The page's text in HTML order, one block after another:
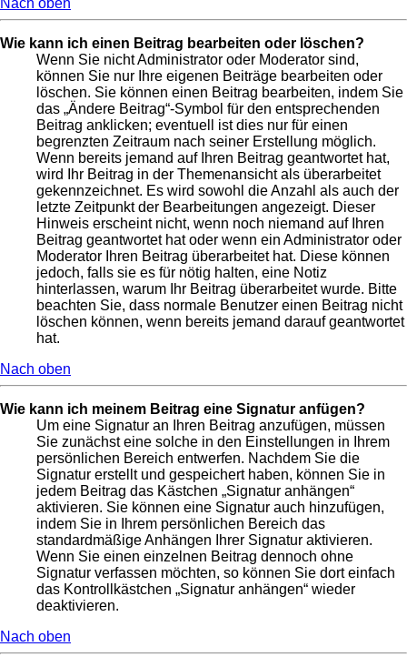
Wie kann ich einen Beitrag bearbeiten oder löschen?
Wenn Sie nicht Administrator oder Moderator sind,
können Sie nur Ihre eigenen Beiträge bearbeiten oder
löschen. Sie können einen Beitrag bearbeiten, indem Sie
das „Ändere Beitrag“-Symbol für den entsprechenden
Beitrag anklicken; eventuell ist dies nur für einen
begrenzten Zeitraum nach seiner Erstellung möglich.
Wenn bereits jemand auf Ihren Beitrag geantwortet hat,
wird Ihr Beitrag in der Themenansicht als überarbeitet
gekennzeichnet. Es wird sowohl die Anzahl als auch der
letzte Zeitpunkt der Bearbeitungen angezeigt. Dieser
Hinweis erscheint nicht, wenn noch niemand auf Ihren
Beitrag geantwortet hat oder wenn ein Administrator oder
Moderator Ihren Beitrag überarbeitet hat. Diese können
jedoch, falls sie es für nötig halten, eine Notiz
hinterlassen, warum Ihr Beitrag überarbeitet wurde. Bitte
beachten Sie, dass normale Benutzer einen Beitrag nicht
löschen können, wenn bereits jemand darauf geantwortet
hat.
Nach oben
Wie kann ich meinem Beitrag eine Signatur anfügen?
Um eine Signatur an Ihren Beitrag anzufügen, müssen
Sie zunächst eine solche in den Einstellungen in Ihrem
persönlichen Bereich entwerfen. Nachdem Sie die
Signatur erstellt und gespeichert haben, können Sie in
jedem Beitrag das Kästchen „Signatur anhängen“
aktivieren. Sie können eine Signatur auch hinzufügen,
indem Sie in Ihrem persönlichen Bereich das
standardmäßige Anhängen Ihrer Signatur aktivieren.
Wenn Sie einen einzelnen Beitrag dennoch ohne
Signatur verfassen möchten, so können Sie dort einfach
das Kontrollkästchen „Signatur anhängen“ wieder
deaktivieren.
Nach oben